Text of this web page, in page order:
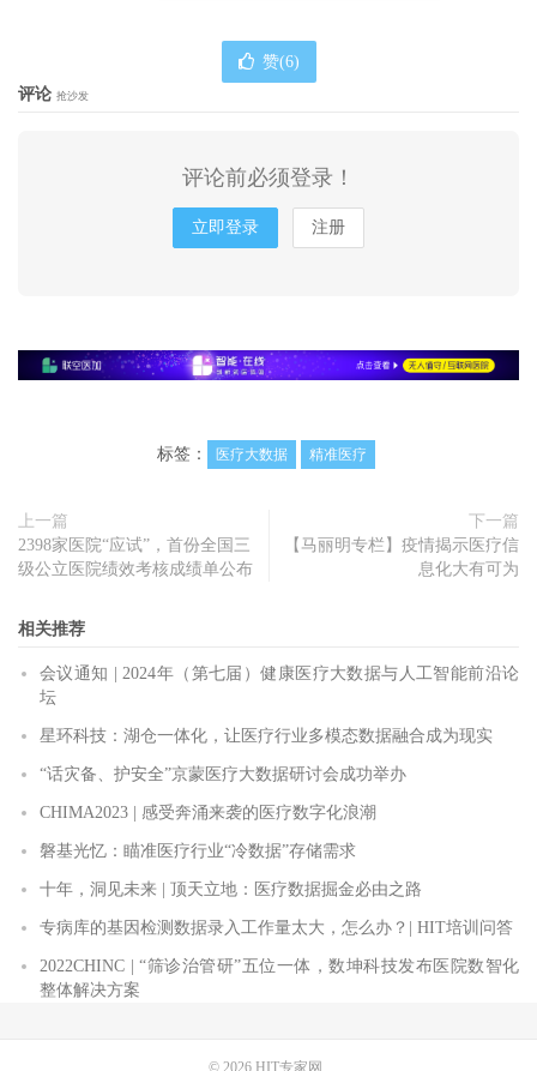
赞(6)
评论 抢沙发
评论前必须登录！
立即登录 注册
标签： 医疗大数据 精准医疗
上一篇
2398家医院“应试”，首份全国三
级公立医院绩效考核成绩单公布
下一篇
【马丽明专栏】疫情揭示医疗信
息化大有可为
相关推荐
会议通知 | 2024年（第七届）健康医疗大数据与人工智能前沿论
坛
星环科技：湖仓一体化，让医疗行业多模态数据融合成为现实
“话灾备、护安全”京蒙医疗大数据研讨会成功举办
CHIMA2023 | 感受奔涌来袭的医疗数字化浪潮
磐基光忆：瞄准医疗行业“冷数据”存储需求
十年，洞见未来 | 顶天立地：医疗数据掘金必由之路
专病库的基因检测数据录入工作量太大，怎么办？| HIT培训问答
2022CHINC | “筛诊治管研”五位一体，数坤科技发布医院数智化
整体解决方案
© 2026 HIT专家网